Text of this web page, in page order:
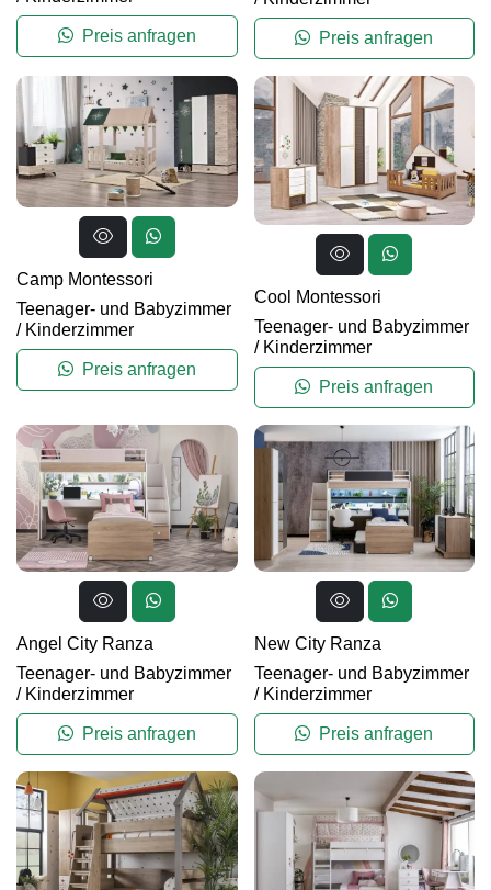
Preis anfragen Preis anfragen
Camp Montessori
Teenager- und Babyzimmer
/ Kinderzimmer
Preis anfragen
Cool Montessori
Teenager- und Babyzimmer
/ Kinderzimmer
Preis anfragen
Angel City Ranza
Teenager- und Babyzimmer
/ Kinderzimmer
Preis anfragen
New City Ranza
Teenager- und Babyzimmer
/ Kinderzimmer
Preis anfragen